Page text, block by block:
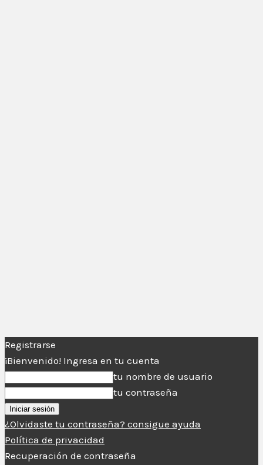
Registrarse
¡Bienvenido! Ingresa en tu cuenta
tu nombre de usuario
tu contraseña
¿Olvidaste tu contraseña? consigue ayuda
Política de privacidad
Recuperación de contraseña